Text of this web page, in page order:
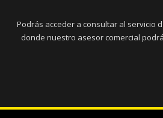
Podrás acceder a consultar al servicio
donde nuestro asesor comercial